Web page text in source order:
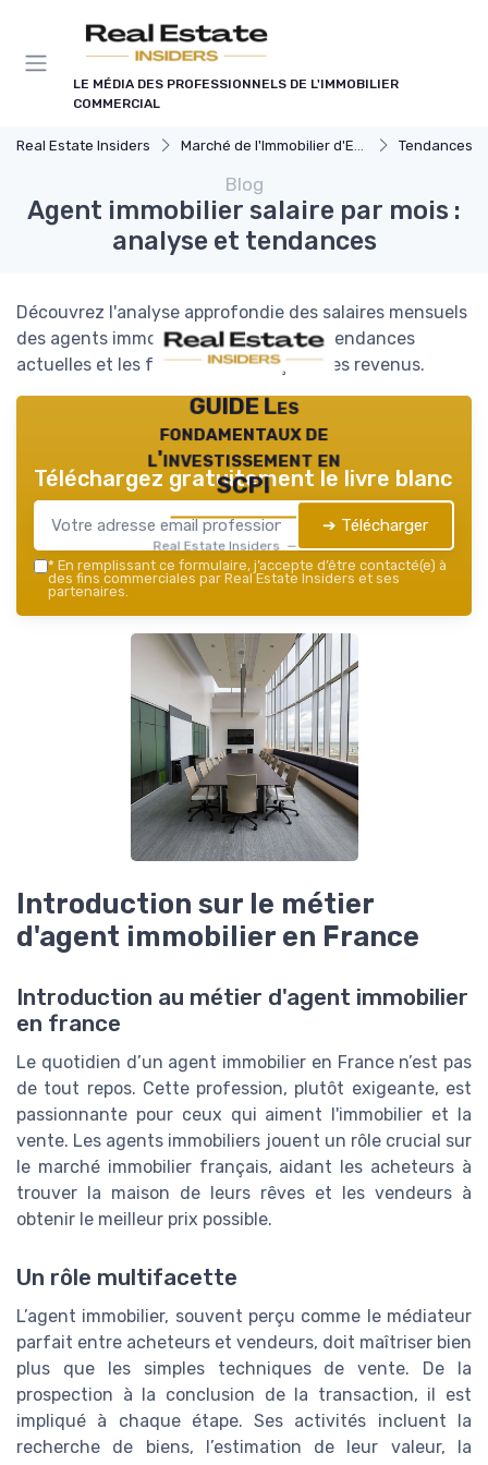
LE MÉDIA DES PROFESSIONNELS DE L'IMMOBILIER
COMMERCIAL
Real Estate Insiders Marché de l'Immobilier d'Entreprise Tendances du Marché
Blog
Agent immobilier salaire par mois :
analyse et tendances
Découvrez l'analyse approfondie des salaires mensuels
des agents immobiliers en France, les tendances
actuelles et les facteurs influençant ces revenus.
GUIDE Les
fondamentaux de
l'investissement en
SCPI
Real Estate Insiders — 2026
Téléchargez gratuitement le livre blanc
➔ Télécharger
* En remplissant ce formulaire, j’accepte d’être contacté(e) à
des fins commerciales par Real Estate Insiders et ses
partenaires.
Introduction sur le métier
d'agent immobilier en France
Introduction au métier d'agent immobilier
en france
Le quotidien d’un agent immobilier en France n’est pas
de tout repos. Cette profession, plutôt exigeante, est
passionnante pour ceux qui aiment l'immobilier et la
vente. Les agents immobiliers jouent un rôle crucial sur
le marché immobilier français, aidant les acheteurs à
trouver la maison de leurs rêves et les vendeurs à
obtenir le meilleur prix possible.
Un rôle multifacette
L’agent immobilier, souvent perçu comme le médiateur
parfait entre acheteurs et vendeurs, doit maîtriser bien
plus que les simples techniques de vente. De la
prospection à la conclusion de la transaction, il est
impliqué à chaque étape. Ses activités incluent la
recherche de biens, l’estimation de leur valeur, la